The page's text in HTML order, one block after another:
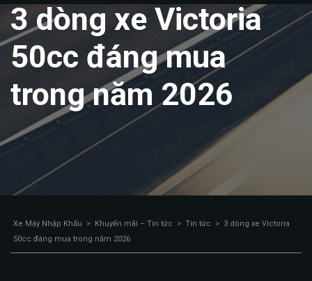
3 dòng xe Victoria
50cc đáng mua
trong năm 2026
Xe Máy Nhập Khẩu > Khuyến mãi – Tin tức > Tin tức > 3 dòng xe Victoria
50cc đáng mua trong năm 2026